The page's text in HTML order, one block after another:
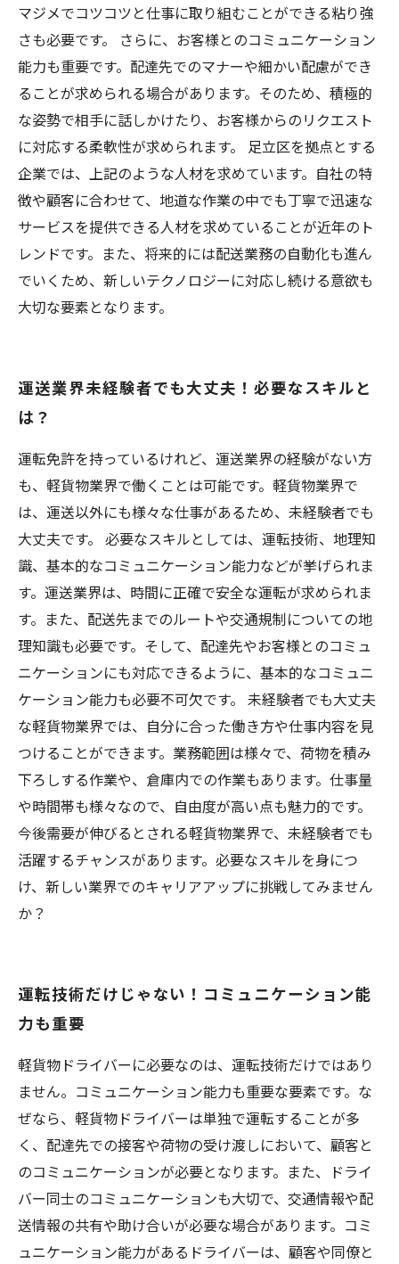
マジメでコツコツと仕事に取り組むことができる粘り強
さも必要です。 さらに、お客様とのコミュニケーション
能力も重要です。配達先でのマナーや細かい配慮ができ
ることが求められる場合があります。そのため、積極的
な姿勢で相手に話しかけたり、お客様からのリクエスト
に対応する柔軟性が求められます。 足立区を拠点とする
企業では、上記のような人材を求めています。自社の特
徴や顧客に合わせて、地道な作業の中でも丁寧で迅速な
サービスを提供できる人材を求めていることが近年のト
レンドです。また、将来的には配送業務の自動化も進ん
でいくため、新しいテクノロジーに対応し続ける意欲も
大切な要素となります。
運送業界未経験者でも大丈夫！必要なスキルと
は？
運転免許を持っているけれど、運送業界の経験がない方
も、軽貨物業界で働くことは可能です。軽貨物業界で
は、運送以外にも様々な仕事があるため、未経験者でも
大丈夫です。 必要なスキルとしては、運転技術、地理知
識、基本的なコミュニケーション能力などが挙げられま
す。運送業界は、時間に正確で安全な運転が求められま
す。また、配送先までのルートや交通規制についての地
理知識も必要です。そして、配達先やお客様とのコミュ
ニケーションにも対応できるように、基本的なコミュニ
ケーション能力も必要不可欠です。 未経験者でも大丈夫
な軽貨物業界では、自分に合った働き方や仕事内容を見
つけることができます。業務範囲は様々で、荷物を積み
下ろしする作業や、倉庫内での作業もあります。仕事量
や時間帯も様々なので、自由度が高い点も魅力的です。
今後需要が伸びるとされる軽貨物業界で、未経験者でも
活躍するチャンスがあります。必要なスキルを身につ
け、新しい業界でのキャリアアップに挑戦してみません
か？
運転技術だけじゃない！コミュニケーション能
力も重要
軽貨物ドライバーに必要なのは、運転技術だけではあり
ません。コミュニケーション能力も重要な要素です。な
ぜなら、軽貨物ドライバーは単独で運転することが多
く、配達先での接客や荷物の受け渡しにおいて、顧客と
のコミュニケーションが必要となります。また、ドライ
バー同士のコミュニケーションも大切で、交通情報や配
送情報の共有や助け合いが必要な場合があります。コミ
ュニケーション能力があるドライバーは、顧客や同僚と